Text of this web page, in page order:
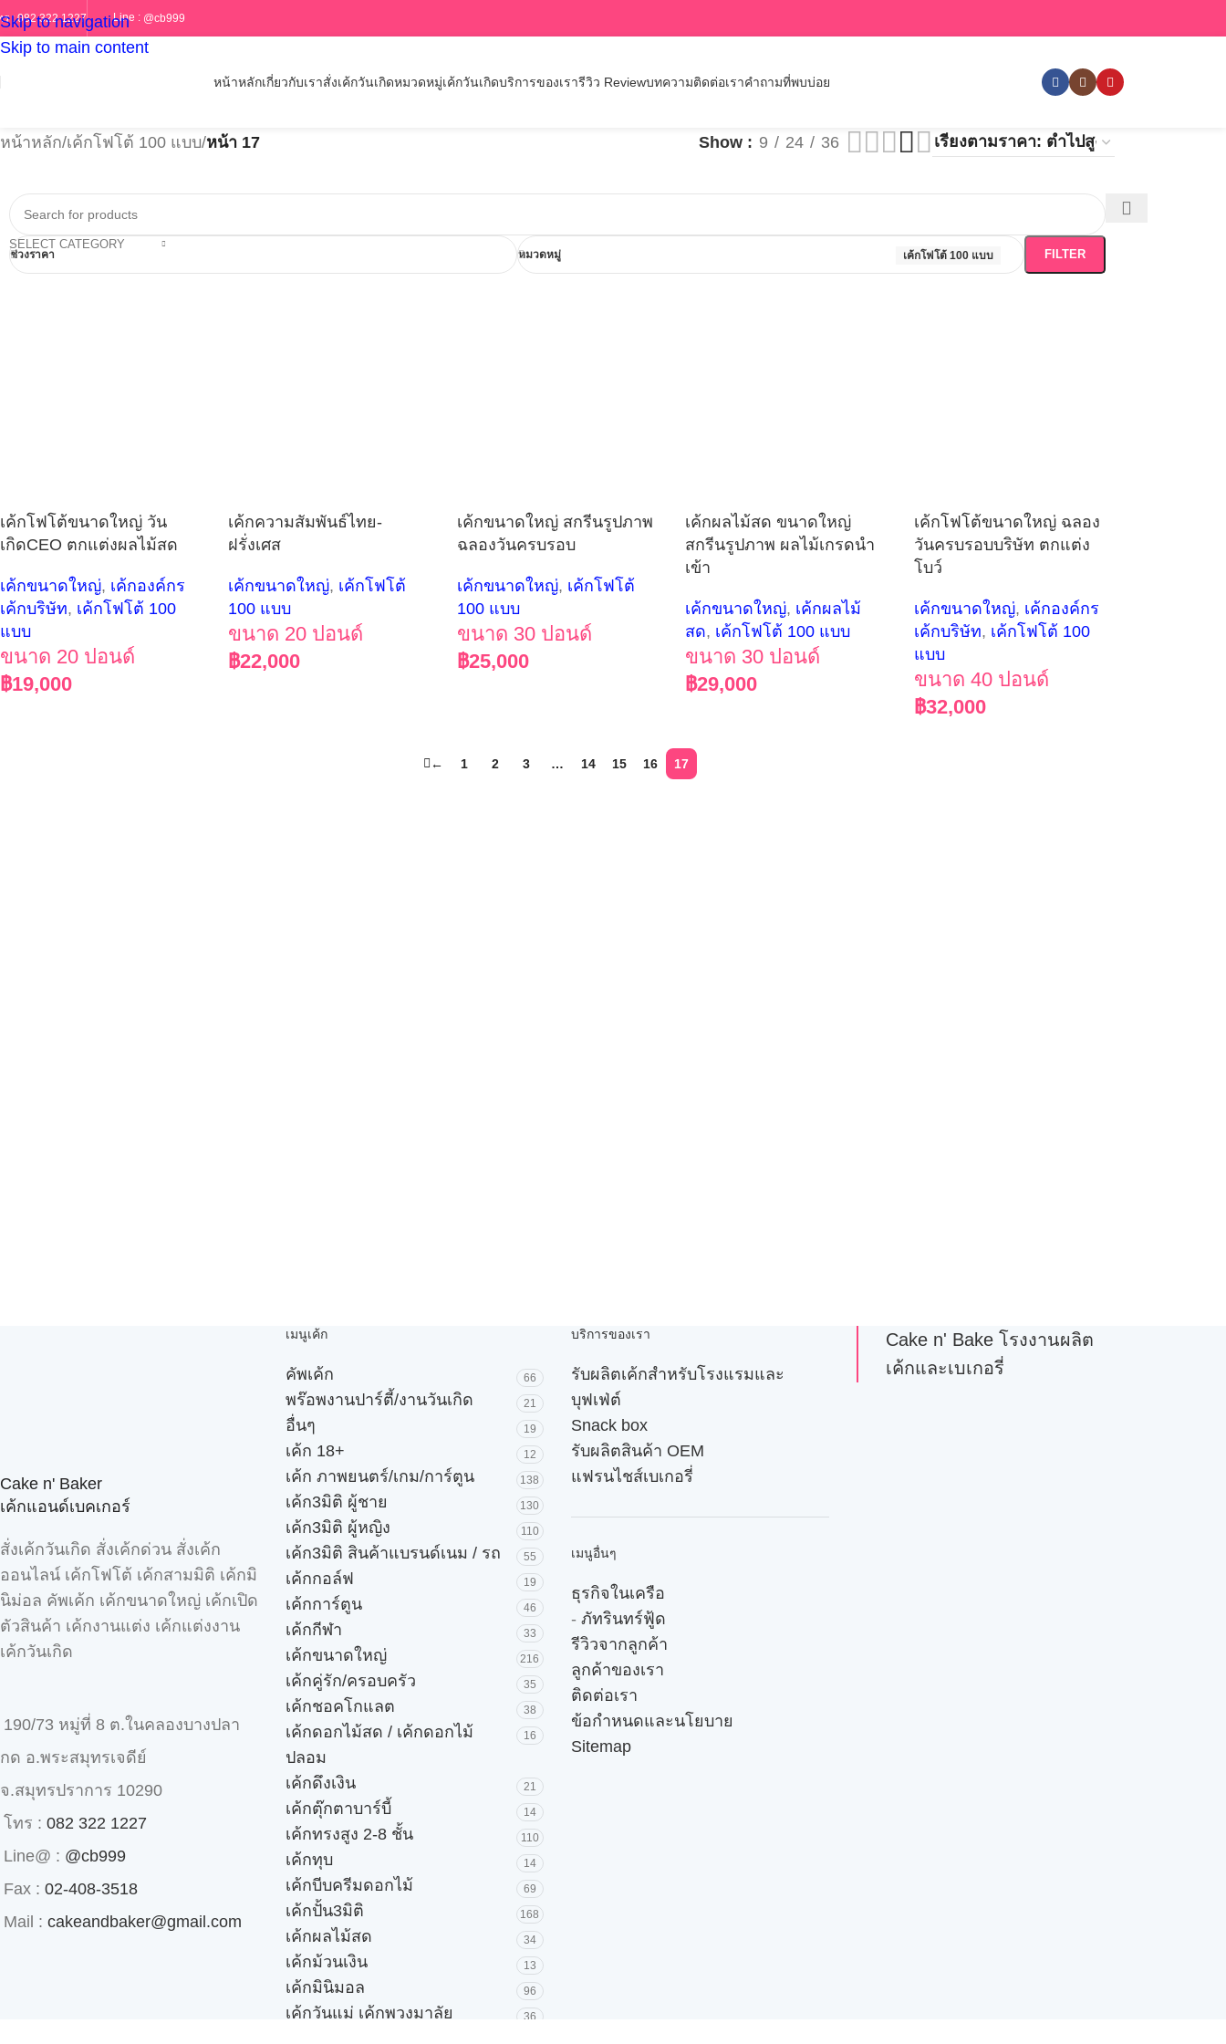
Skip to navigation
Skip to main content
ร : 082 322 1227 Line : @cb999
หน้าหลักเกี่ยวกับเราสั่งเค้กวันเกิดหมวดหมู่เค้กวันเกิดบริการของเรารีวิว Reviewบทความติดต่อเราคำถามที่พบบ่อย
หน้าหลัก/เค้กโฟโต้ 100 แบบ/หน้า 17 Show 9 24 36
SELECT CATEGORY
ช่วงราคา หมวดหมู่ เค้กโฟโต้ 100 แบบ FILTER
เค้กโฟโต้ขนาดใหญ่ วัน
เกิดCEO ตกแต่งผลไม้สด
เค้กขนาดใหญ่, เค้กองค์กร
เค้กบริษัท, เค้กโฟโต้ 100
แบบ
ขนาด 20 ปอนด์
฿19,000
เค้กความสัมพันธ์ไทย-
ฝรั่งเศส
เค้กขนาดใหญ่, เค้กโฟโต้
100 แบบ
ขนาด 20 ปอนด์
฿22,000
เค้กขนาดใหญ่ สกรีนรูปภาพ
ฉลองวันครบรอบ
เค้กขนาดใหญ่, เค้กโฟโต้
100 แบบ
ขนาด 30 ปอนด์
฿25,000
เค้กผลไม้สด ขนาดใหญ่
สกรีนรูปภาพ ผลไม้เกรดนำ
เข้า
เค้กขนาดใหญ่, เค้กผลไม้
สด, เค้กโฟโต้ 100 แบบ
ขนาด 30 ปอนด์
฿29,000
เค้กโฟโต้ขนาดใหญ่ ฉลอง
วันครบรอบบริษัท ตกแต่ง
โบว์
เค้กขนาดใหญ่, เค้กองค์กร
เค้กบริษัท, เค้กโฟโต้ 100
แบบ
ขนาด 40 ปอนด์
฿32,000
← 1 2 3 … 14 15 16 17
Cake n' Baker
เค้กแอนด์เบคเกอร์
สั่งเค้กวันเกิด สั่งเค้กด่วน สั่งเค้ก
ออนไลน์ เค้กโฟโต้ เค้กสามมิติ เค้กมิ
นิม่อล คัพเค้ก เค้กขนาดใหญ่ เค้กเปิด
ตัวสินค้า เค้กงานแต่ง เค้กแต่งงาน
เค้กวันเกิด
190/73 หมู่ที่ 8 ต.ในคลองบางปลา
กด อ.พระสมุทรเจดีย์
จ.สมุทรปราการ 10290
โทร : 082 322 1227
Line@ : @cb999
Fax : 02-408-3518
Mail : cakeandbaker@gmail.com
เมนูเค้ก
คัพเค้ก 66
พร๊อพงานปาร์ตี้/งานวันเกิด 21
อื่นๆ 19
เค้ก 18+ 12
เค้ก ภาพยนตร์/เกม/การ์ตูน 138
เค้ก3มิติ ผู้ชาย 130
เค้ก3มิติ ผู้หญิง 110
เค้ก3มิติ สินค้าแบรนด์เนม / รถ 55
เค้กกอล์ฟ 19
เค้กการ์ตูน 46
เค้กกีฬา 33
เค้กขนาดใหญ่ 216
เค้กคู่รัก/ครอบครัว 35
เค้กชอคโกแลต 38
เค้กดอกไม้สด / เค้กดอกไม้
ปลอม
16
เค้กดึงเงิน 21
เค้กตุ๊กตาบาร์บี้ 14
เค้กทรงสูง 2-8 ชั้น 110
เค้กทุบ 14
เค้กบีบครีมดอกไม้ 69
เค้กปั้น3มิติ 168
เค้กผลไม้สด 34
เค้กม้วนเงิน 13
เค้กมินิมอล 96
เค้กวันแม่ เค้กพวงมาลัย 36
บริการของเรา
รับผลิตเค้กสำหรับโรงแรมและ
บุฟเฟ่ต์
Snack box
รับผลิตสินค้า OEM
แฟรนไชส์เบเกอรี่
เมนูอื่นๆ
ธุรกิจในเครือ
- ภัทรินทร์ฟู้ด
รีวิวจากลูกค้า
ลูกค้าของเรา
ติดต่อเรา
ข้อกำหนดและนโยบาย
Sitemap
Cake n' Bake โรงงานผลิต
เค้กและเบเกอรี่